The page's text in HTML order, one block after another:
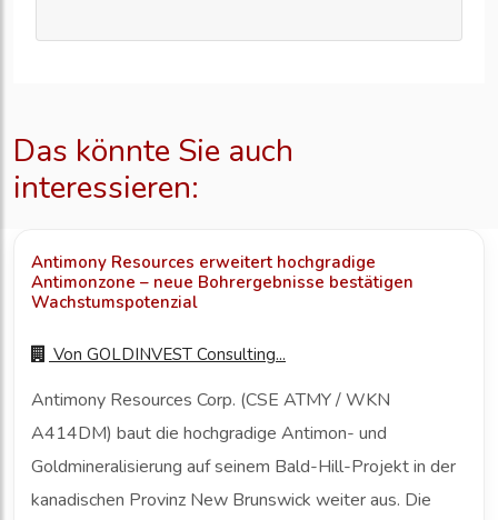
Das könnte Sie auch
interessieren:
Antimony Resources erweitert hochgradige
Antimonzone – neue Bohrergebnisse bestätigen
Wachstumspotenzial
Von GOLDINVEST Consulting...
Antimony Resources Corp. (CSE ATMY / WKN
A414DM) baut die hochgradige Antimon- und
Goldmineralisierung auf seinem Bald-Hill-Projekt in der
kanadischen Provinz New Brunswick weiter aus. Die